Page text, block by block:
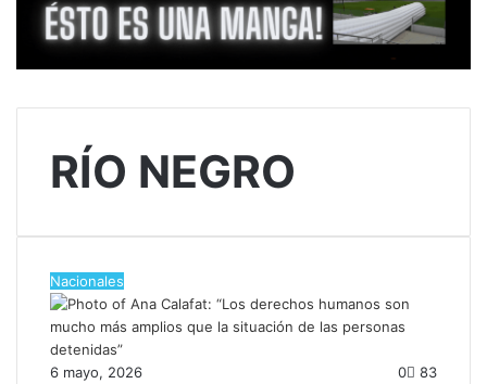
RÍO NEGRO
Nacionales
6 mayo, 2026 0 83